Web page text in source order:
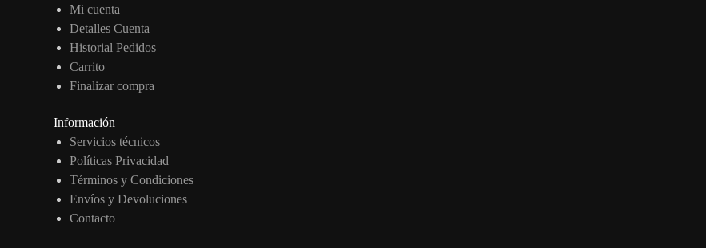
Mi cuenta
Detalles Cuenta
Historial Pedidos
Carrito
Finalizar compra
Información
Servicios técnicos
Políticas Privacidad
Términos y Condiciones
Envíos y Devoluciones
Contacto